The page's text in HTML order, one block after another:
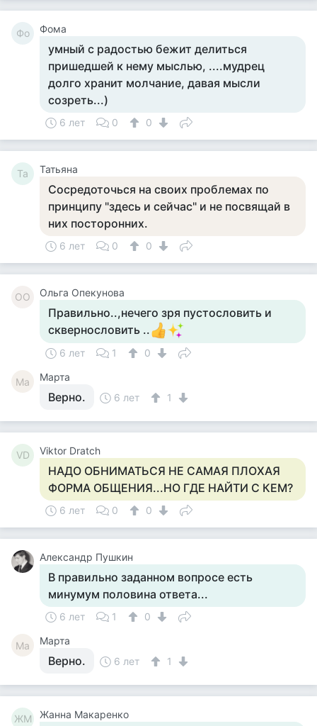
Фо Фома
умный с радостью бежит делиться
пришедшей к нему мыслью, ....мудрец
долго хранит молчание, давая мысли
созреть...)
6 лет 0 0
Та Татьяна
Сосредоточься на своих проблемах по
принципу "здесь и сейчас" и не посвящай в
них посторонних.
6 лет 0 0
ОО Ольга Опекунова
Правильно..,нечего зря пустословить и
сквернословить ..
6 лет 1 0
Ма Марта
Верно. 6 лет 1
VD Viktor Dratch
НАДО ОБНИМАТЬСЯ НЕ САМАЯ ПЛОХАЯ
ФОРМА ОБЩЕНИЯ...НО ГДЕ НАЙТИ С КЕМ?
6 лет 0 0
Александр Пушкин
В правильно заданном вопросе есть
минумум половина ответа...
6 лет 1 0
Ма Марта
Верно. 6 лет 1
ЖМ Жанна Макаренко